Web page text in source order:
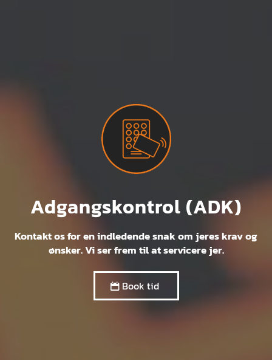
Adgangskontrol (ADK)
Kontakt os for en indledende snak om jeres krav og
ønsker. Vi ser frem til at servicere jer.
Book tid